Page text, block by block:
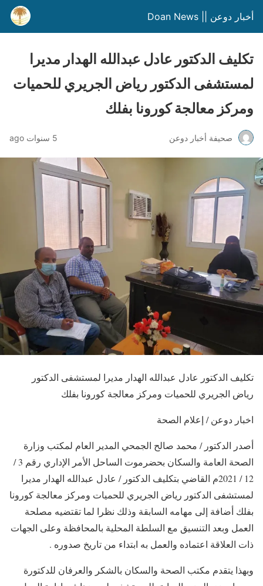
أخبار دوعن || Doan News
تكليف الدكتور عادل عبدالله الهدار مديرا
لمستشفى الدكتور رياض الجريري للحميات
ومركز معالجة كورونا بفلك
صحيفة أخبار دوعن 5 سنوات ago
تكليف الدكتور عادل عبدالله الهدار مديرا لمستشفى الدكتور
رياض الجريري للحميات ومركز معالجة كورونا بفلك
اخبار دوعن / إعلام الصحة
أصدر الدكتور / محمد صالح الجمحي المدير العام لمكتب وزارة
الصحة العامة والسكان بحضرموت الساحل الأمر الإداري رقم 3 /
12 / 2021م القاضي بتكليف الدكتور / عادل عبدالله الهدار مديرا
لمستشفى الدكتور رياض الجريري للحميات ومركز معالجة كورونا
بفلك أضافة إلى مهامه السابقة وذلك نظرا لما تقتضيه مصلحة
العمل وبعد التنسيق مع السلطة المحلية بالمحافظة وعلى الجهات
ذات العلاقة اعتماده والعمل به ابتداء من تاريخ صدوره .
وبهذا يتقدم مكتب الصحة والسكان بالشكر والعرفان للدكتورة